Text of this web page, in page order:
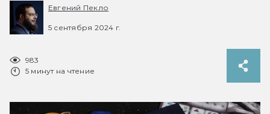
Евгений Пекло
5 сентября 2024 г.
983
5 минут на чтение